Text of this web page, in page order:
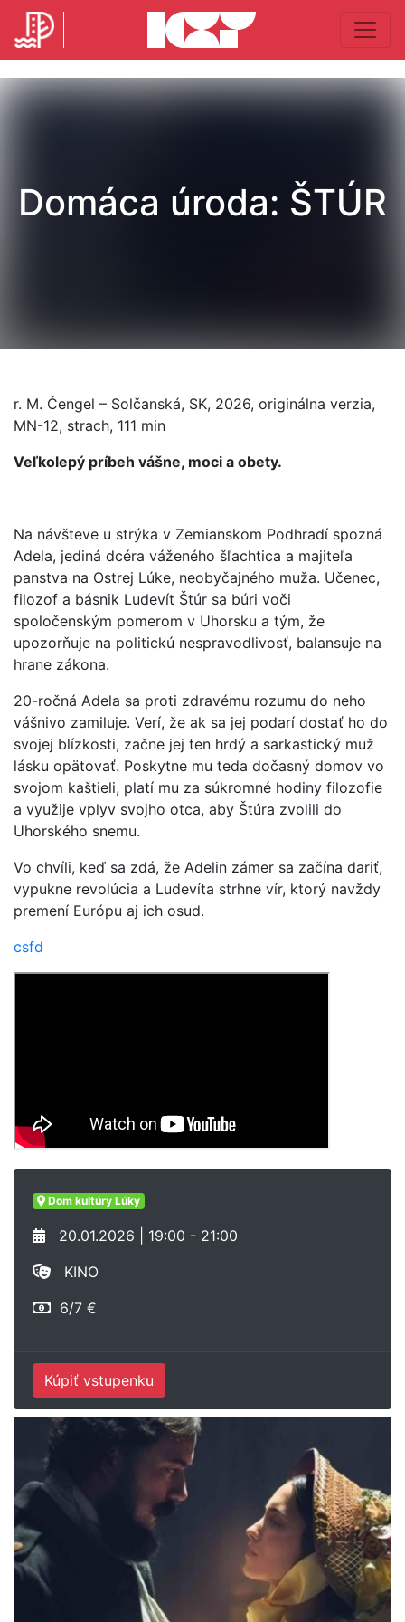
Domáca úroda: ŠTÚR
r. M. Čengel – Solčanská, SK, 2026, originálna verzia,
MN-12, strach, 111 min
Veľkolepý príbeh vášne, moci a obety.
Na návšteve u strýka v Zemianskom Podhradí spozná
Adela, jediná dcéra váženého šľachtica a majiteľa
panstva na Ostrej Lúke, neobyčajného muža. Učenec,
filozof a básnik Ludevít Štúr sa búri voči
spoločenským pomerom v Uhorsku a tým, že
upozorňuje na politickú nespravodlivosť, balansuje na
hrane zákona.
20-ročná Adela sa proti zdravému rozumu do neho
vášnivo zamiluje. Verí, že ak sa jej podarí dostať ho do
svojej blízkosti, začne jej ten hrdý a sarkastický muž
lásku opätovať. Poskytne mu teda dočasný domov vo
svojom kaštieli, platí mu za súkromné hodiny filozofie
a využije vplyv svojho otca, aby Štúra zvolili do
Uhorského snemu.
Vo chvíli, keď sa zdá, že Adelin zámer sa začína dariť,
vypukne revolúcia a Ludevíta strhne vír, ktorý navždy
premení Európu aj ich osud.
csfd
Dom kultúry Lúky
20.01.2026 | 19:00 - 21:00
KINO
6/7 €
Kúpiť vstupenku